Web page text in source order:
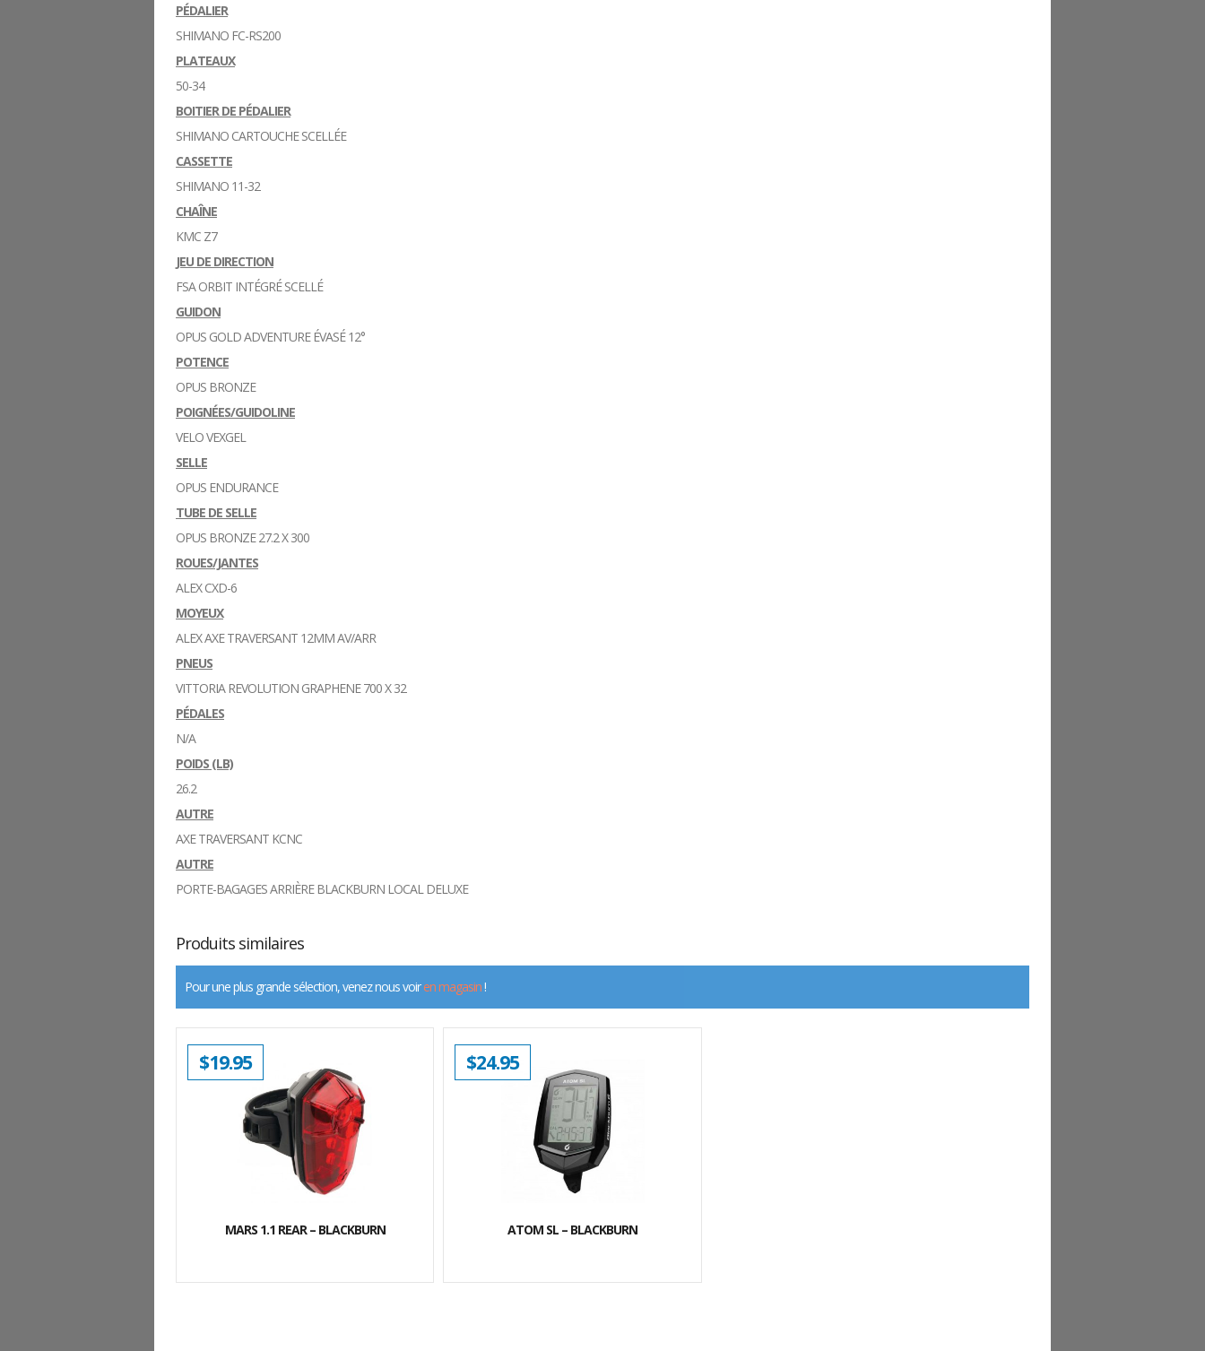
PÉDALIER
SHIMANO FC-RS200
PLATEAUX
50-34
BOITIER DE PÉDALIER
SHIMANO CARTOUCHE SCELLÉE
CASSETTE
SHIMANO 11-32
CHAÎNE
KMC Z7
JEU DE DIRECTION
FSA ORBIT INTÉGRÉ SCELLÉ
GUIDON
OPUS GOLD ADVENTURE ÉVASÉ 12°
POTENCE
OPUS BRONZE
POIGNÉES/GUIDOLINE
VELO VEXGEL
SELLE
OPUS ENDURANCE
TUBE DE SELLE
OPUS BRONZE 27.2 X 300
ROUES/JANTES
ALEX CXD-6
MOYEUX
ALEX AXE TRAVERSANT 12MM AV/ARR
PNEUS
VITTORIA REVOLUTION GRAPHENE 700 X 32
PÉDALES
N/A
POIDS (LB)
26.2
AUTRE
AXE TRAVERSANT KCNC
AUTRE
PORTE-BAGAGES ARRIÈRE BLACKBURN LOCAL DELUXE
Produits similaires
Pour une plus grande sélection, venez nous voiren magasin!
MARS 1.1 REAR – BLACKBURN
$19.95
ATOM SL – BLACKBURN
$24.95